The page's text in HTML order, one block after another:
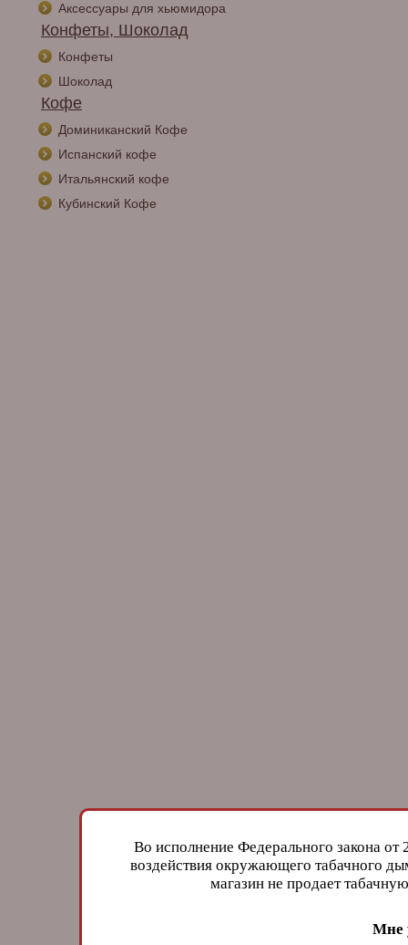
Аксессуары для хьюмидора
Конфеты, Шоколад
Конфеты
Шоколад
Кофе
Доминиканский Кофе
Испанский кофе
Итальянский кофе
Кубинский Кофе
Во исполнение Федерального закона
воздействия окружающего табачного
магазин не продает
Мне